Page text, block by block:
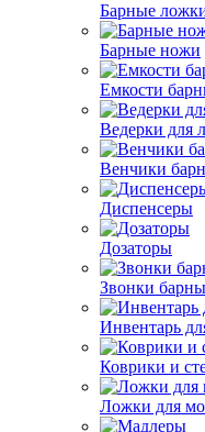
Барные
Барные ножи
Емкости
Ведерки для
Венчики
Диспенсеры
Дозаторы
Звонки
Инвентарь
Коврики и
Ложки для